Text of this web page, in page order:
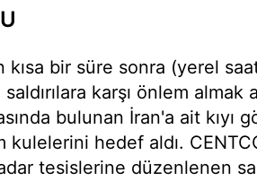
kısa bir süre sonra (yerel
karşı önlem almak
bulunan İran'a ait kıyı
hedef aldı.
tesislerine düzenlenen